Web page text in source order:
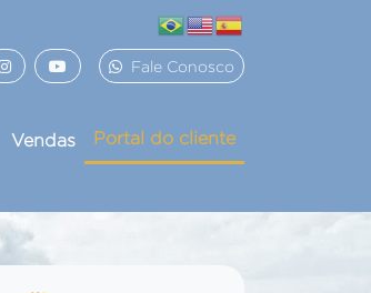
Fale Conosco
Vendas Portal do cliente